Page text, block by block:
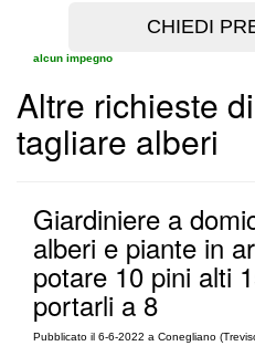
alcun impegno
Altre richieste
tagliare alberi
Giardiniere a
alberi e piante in
potare 10 pini alti
portarli a 8
Pubblicato il 6-6-2022 a Conegliano